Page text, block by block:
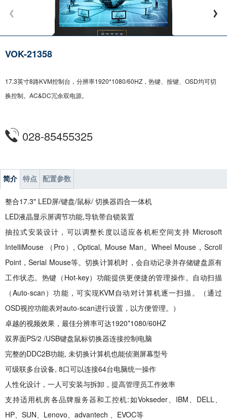
VOK-21358
17.3英寸8路KVM控制台，分辨率1920*1080/60HZ，热键、按键、OSD均可切
换控制。AC&DC冗余双电源。
028-85455325
简介 特点 配置参数
整合17.3" LED屏/键盘/鼠标/ 切换器四合一体机
LED液晶显示屏调节功能,导轨带自锁装置
抽拉式安装设计，可以调整长度以适应各机柜空间支持 Microsoft
IntelliMouse （Pro）, Optical, Mouse Man。 Wheel Mouse，Scroll
Point，Serial Mouse等。切换计算机时，会自动记录并存储键盘原有
工作状态。热键（Hot-key）功能提供更便捷的管理操作。自动扫描
（Auto-scan）功能，可实现KVM自动对计算机逐一扫描。（通过
OSD视控功能表对auto-scan进行设置，以方便管理。）
卓越的视频效果，最佳分辨率可达1920*1080/60HZ
双界面PS/2 /USB键盘鼠标切换器连接控制电脑
完整的DDC2B功能, 未切换计算机也能侦测屏幕型号
可级联多台设备, 8口可以连接64台电脑统一操作
人性化设计，一人可安装与拆卸，提高管理员工作效率
支持适用机房各品牌服务器和工控机:如Vokseder、 IBM DELL
HP
SUN Lenovo advantech EVOC等